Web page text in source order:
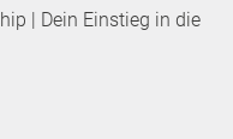
| Dein Einstieg in die